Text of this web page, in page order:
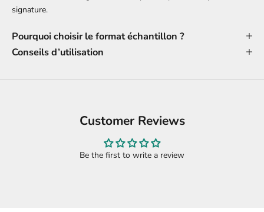
signature.
Pourquoi choisir le format échantillon ?
Conseils d’utilisation
Customer Reviews
Be the first to write a review